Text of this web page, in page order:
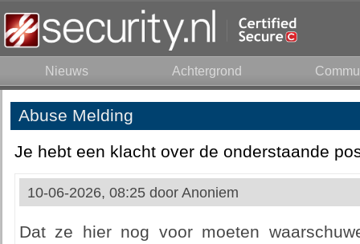
Nieuws Achtergrond
Abuse Melding
Je hebt een klacht over de onderstaande
10-06-2026, 08:25 door Anoniem
Dat ze hier nog voor moeten